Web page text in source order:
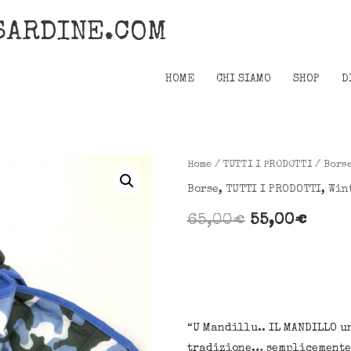
HOME CHI SIAMO SHOP
Home/ TUTTI I PRODOTTI/
Borse, TUTTI I PRODOTTI,
65,00€
Il
originale
55,00€
Il
“U Mandillu.. IL
tradizione… semplicemente
Borsa
"Mandillo
camouflage